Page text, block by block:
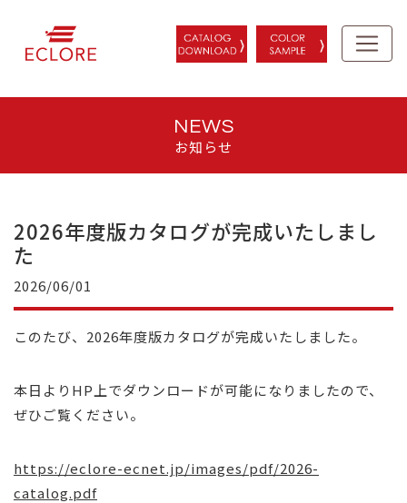
NEWS
お知らせ
2026年度版カタログが完成いたしまし
た
2026/06/01
このたび、2026年度版カタログが完成いたしました。
本日よりHP上でダウンロードが可能になりましたので、
ぜひご覧ください。
https://eclore-ecnet.jp/images/pdf/2026-
catalog.pdf